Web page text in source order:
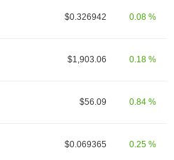
$0.326942 0.08 %
$1,903.06 0.18 %
$56.09 0.84 %
$0.069365 0.25 %